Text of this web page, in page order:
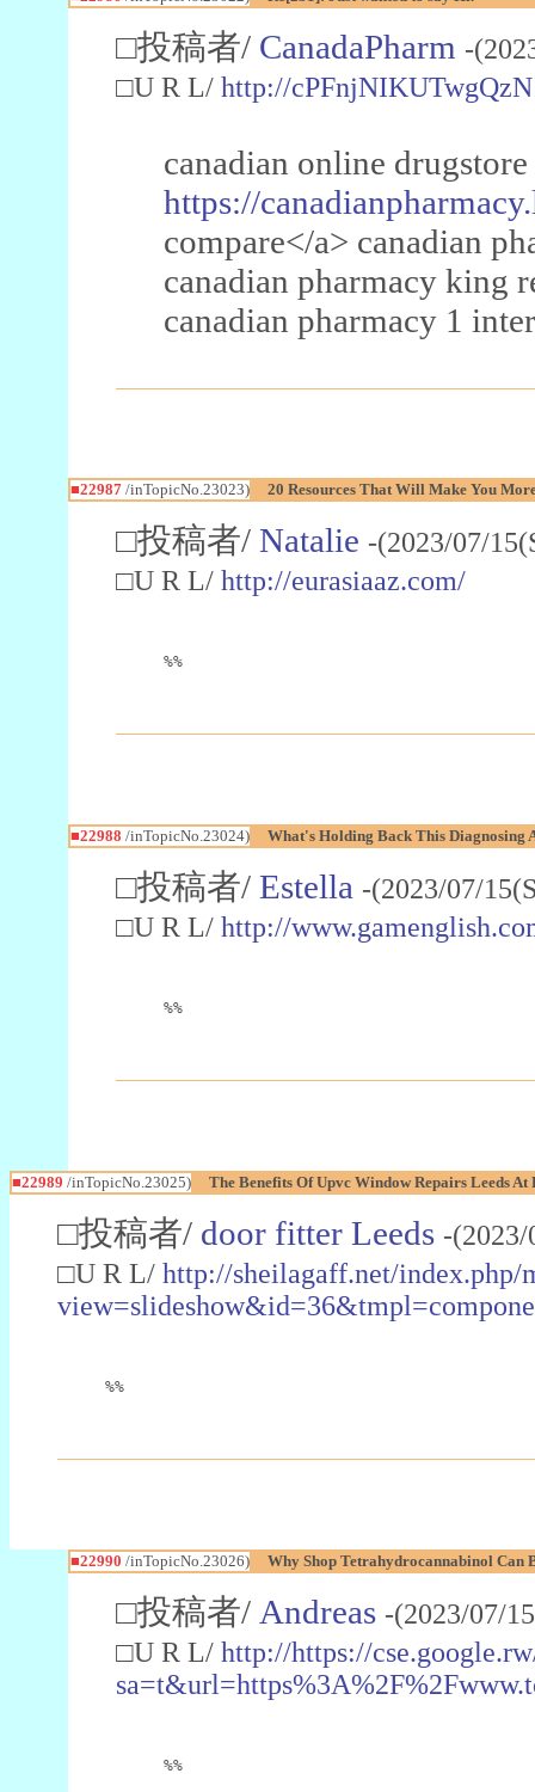
□投稿者/ CanadaPharm -
□U R L/ http://cPFnjNIKUTwgQzN
canadian online
https://
compare</a> canadian
canadian pharmacy king
canadian pharmacy 1
■22987/inTopicNo.23023) 20 Resources That Will Make You
□投稿者/ Natalie -(2023/07/
□U R L/ http://eurasiaaz.com/
%%
■22988 /inTopicNo.23024) What's Holding Back This Diagnosing
□投稿者/ Estella -(2023/07/
□U R L/ http://
%%
■22989 /inTopicNo.23025) The Benefits Of Upvc Window Repairs Leeds
□投稿者/ door fitter Leeds -
□U R L/ http://sheilagaff.net/index.php/
%%
■22990 /inTopicNo.23026) Why Shop Tetrahydrocannabinol Can
□投稿者/ Andreas -(2023/07/
□U R L/ http://https://
%%